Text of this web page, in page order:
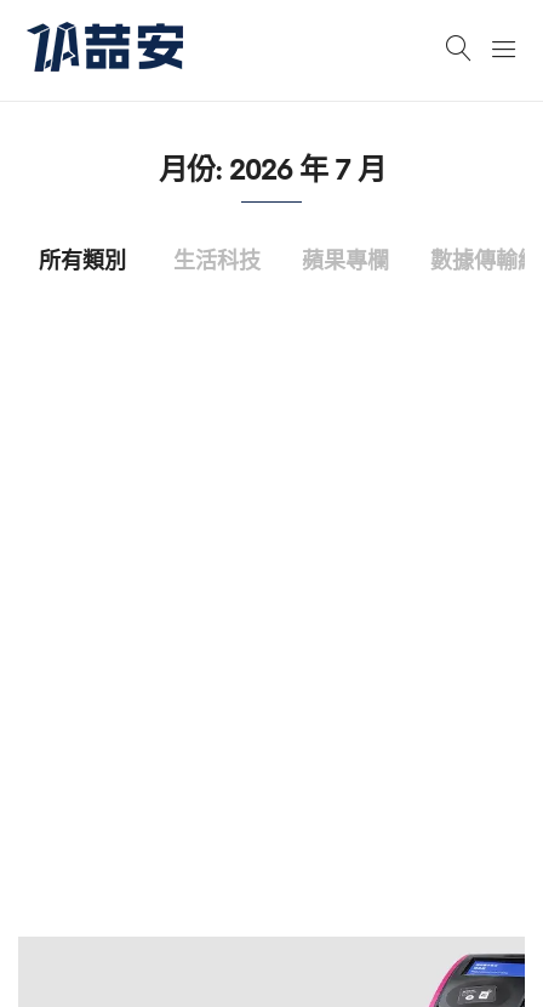
月份: 2026 年 7 月
所有類別 生活科技 蘋果專欄 數據傳輸線